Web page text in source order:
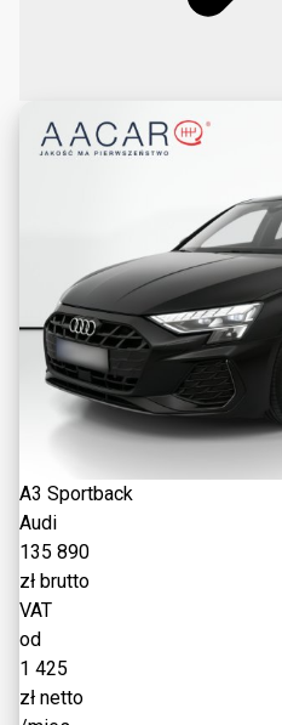
A3 Sportback
Audi
135 890
zł brutto
VAT
od
1 425
zł netto